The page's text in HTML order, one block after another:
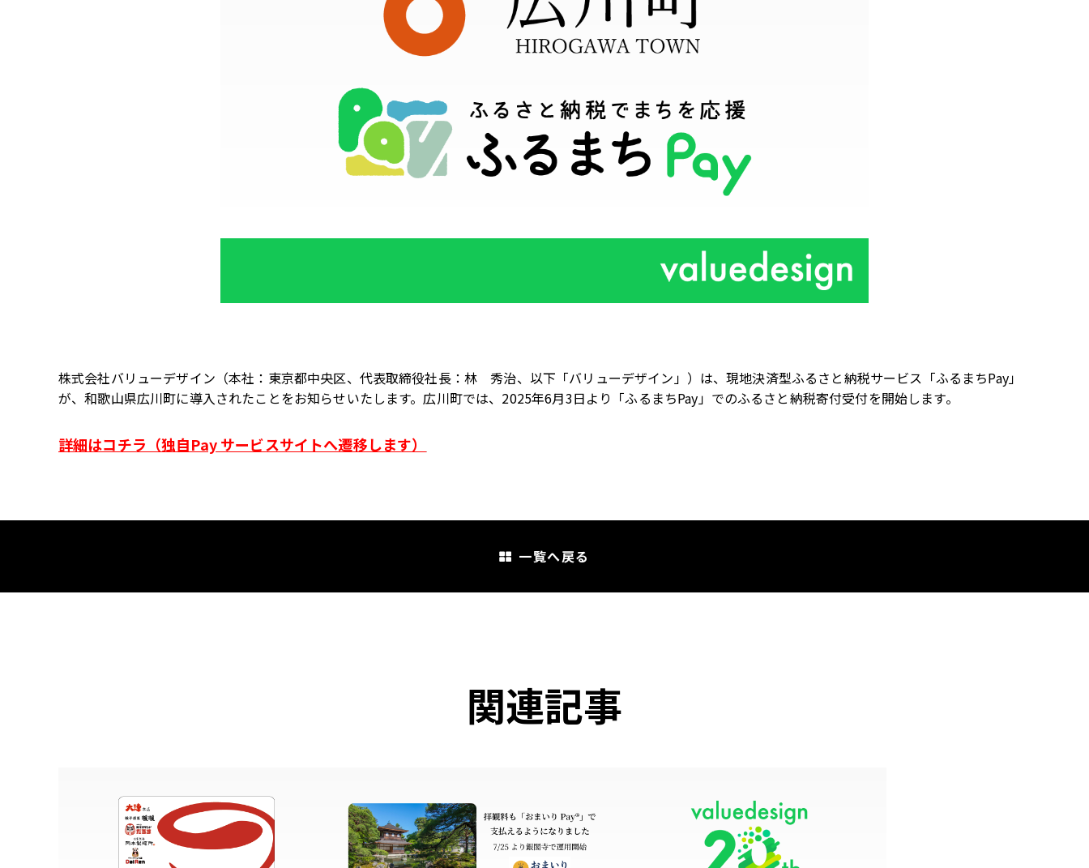
株式会社バリューデザイン（本社：東京都中央区、代表取締役社長：林 秀治、以下「バリューデザイン」）は、現地決済型ふるさと納税サービス「ふるまちPay」
が、和歌山県広川町に導入されたことをお知らせいたします。広川町では、 2025年6月3日より「ふるまちPay」でのふるさと納税寄付受付を開始します。
詳細はコチラ（独自Pay サービスサイトへ遷移します）
一覧へ戻る
関連記事